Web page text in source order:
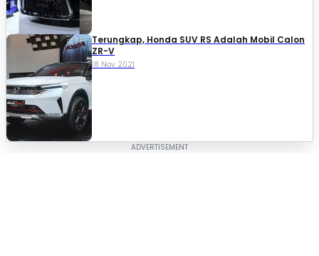
Terungkap, Honda SUV RS Adalah Mobil Calon
ZR-V
18 Nov 2021